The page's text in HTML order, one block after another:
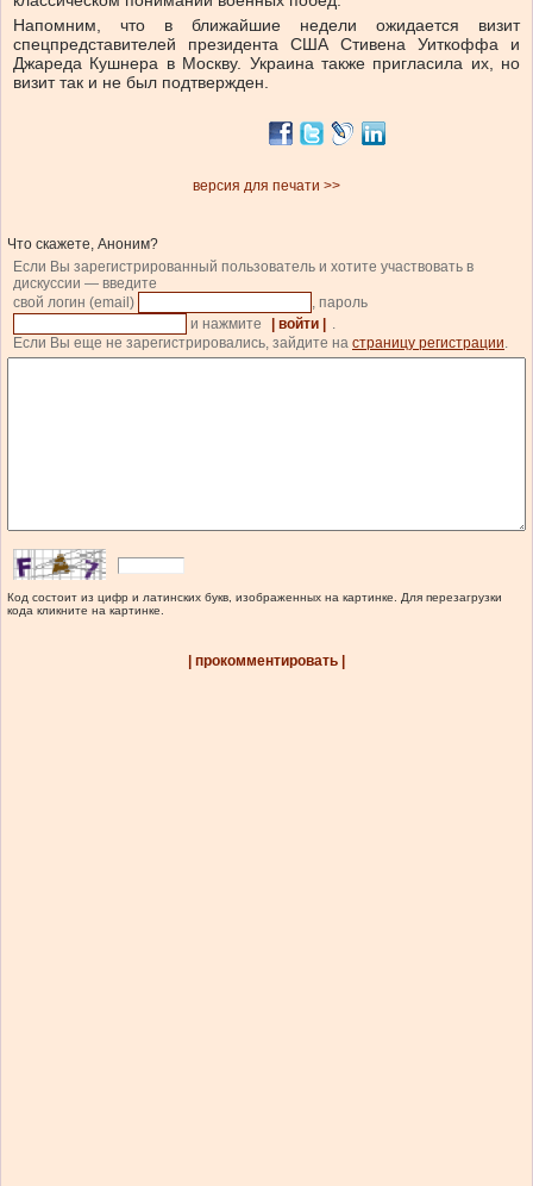
Напомним, что в ближайшие недели ожидается визит
спецпредставителей президента США Стивена Уиткоффа и
Джареда Кушнера в Москву. Украина также пригласила их, но
визит так и не был подтвержден.
версия для печати >>
Что скажете, Аноним?
Если Вы зарегистрированный пользователь и хотите участвовать в
дискуссии — введите
свой логин (email)
, пароль
и нажмите
| войти |
.
Если Вы еще не зарегистрировались, зайдите на страницу регистрации.
Код состоит из цифр и латинских букв, изображенных на картинке. Для перезагрузки
кода кликните на картинке.
| прокомментировать |